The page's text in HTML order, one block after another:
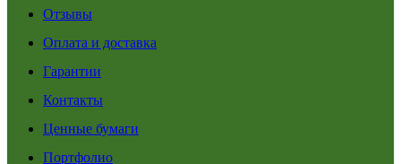
Отзывы
Оплата и доставка
Гарантии
Контакты
Ценные бумаги
Портфолио